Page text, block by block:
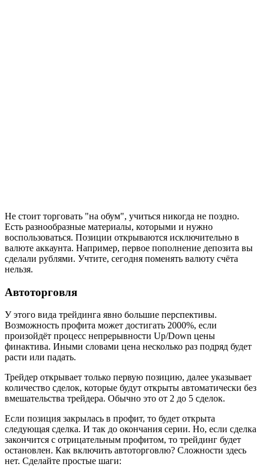
Не стоит торговать "на обум", учиться никогда не поздно.
Есть разнообразные материалы, которыми и нужно
воспользоваться. Позиции открываются исключительно в
валюте аккаунта. Например, первое пополнение депозита вы
сделали рублями. Учтите, сегодня поменять валюту счёта
нельзя.
Автоторговля
У этого вида трейдинга явно большие перспективы.
Возможность профита может достигать 2000%, если
произойдёт процесс непрерывности Up/Down цены
финактива. Иными словами цена несколько раз подряд будет
расти или падать.
Трейдер открывает только первую позицию, далее указывает
количество сделок, которые будут открыты автоматически без
вмешательства трейдера. Обычно это от 2 до 5 сделок.
Если позиция закрылась в профит, то будет открыта
следующая сделка. И так до окончания серии. Но, если сделка
закончится с отрицательным профитом, то трейдинг будет
остановлен. Как включить автоторговлю? Сложности здесь
нет. Сделайте простые шаги: